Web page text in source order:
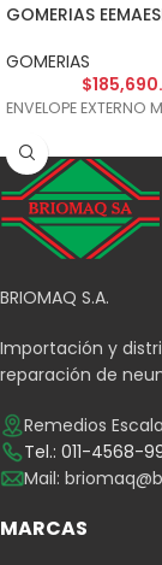
GOMERIAS
GOMERIAS
$
ENVELOPE EXTERNO
BRIOMAQ S.A.
Importación y
reparación de
Remedios
Tel.: 011-4568-
Mail:
MARCAS